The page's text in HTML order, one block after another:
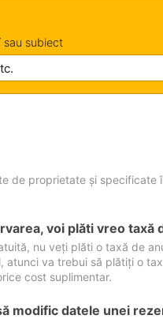
sau subiect
de proprietate și
voi plăti vreo taxă
nu veți plăti o taxă de
atunci va trebui să plătiți o
cost suplimentar.
modific datele unei